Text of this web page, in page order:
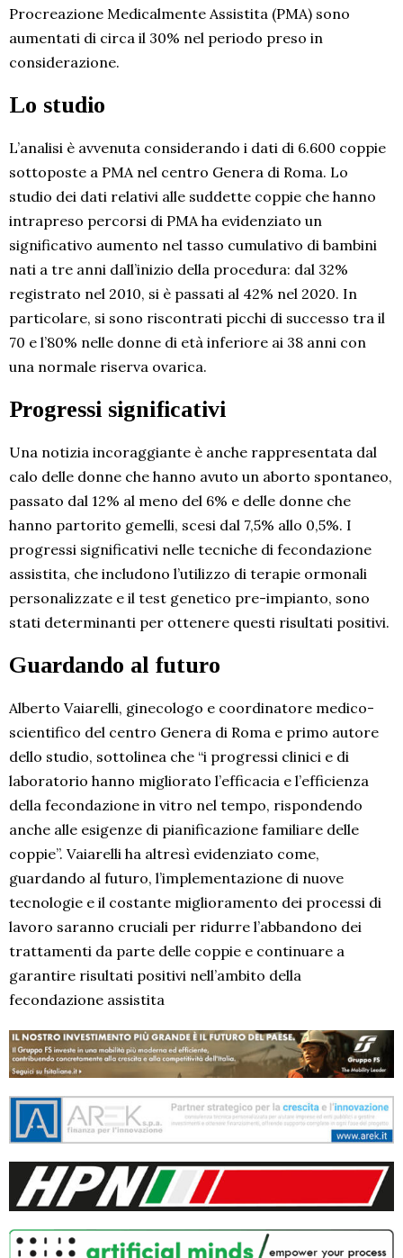
Procreazione Medicalmente Assistita (PMA) sono
aumentati di circa il 30% nel periodo preso in
considerazione.
Lo studio
L’analisi è avvenuta considerando i dati di 6.600 coppie
sottoposte a PMA nel centro Genera di Roma. Lo
studio dei dati relativi alle suddette coppie che hanno
intrapreso percorsi di PMA ha evidenziato un
significativo aumento nel tasso cumulativo di bambini
nati a tre anni dall’inizio della procedura: dal 32%
registrato nel 2010, si è passati al 42% nel 2020. In
particolare, si sono riscontrati picchi di successo tra il
70 e l’80% nelle donne di età inferiore ai 38 anni con
una normale riserva ovarica.
Progressi significativi
Una notizia incoraggiante è anche rappresentata dal
calo delle donne che hanno avuto un aborto spontaneo,
passato dal 12% al meno del 6% e delle donne che
hanno partorito gemelli, scesi dal 7,5% allo 0,5%. I
progressi significativi nelle tecniche di fecondazione
assistita, che includono l’utilizzo di terapie ormonali
personalizzate e il test genetico pre-impianto, sono
stati determinanti per ottenere questi risultati positivi.
Guardando al futuro
Alberto Vaiarelli, ginecologo e coordinatore medico-
scientifico del centro Genera di Roma e primo autore
dello studio, sottolinea che “i progressi clinici e di
laboratorio hanno migliorato l’efficacia e l’efficienza
della fecondazione in vitro nel tempo, rispondendo
anche alle esigenze di pianificazione familiare delle
coppie”. Vaiarelli ha altresì evidenziato come,
guardando al futuro, l’implementazione di nuove
tecnologie e il costante miglioramento dei processi di
lavoro saranno cruciali per ridurre l’abbandono dei
trattamenti da parte delle coppie e continuare a
garantire risultati positivi nell’ambito della
fecondazione assistita